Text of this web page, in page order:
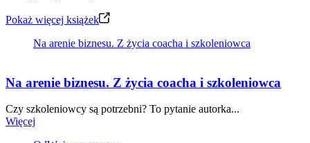
Pokaż więcej książek
Na arenie biznesu. Z życia coacha i szkoleniowca
Na arenie biznesu. Z życia coacha i szkoleniowca
Czy szkoleniowcy są potrzebni? To pytanie autorka...
Więcej